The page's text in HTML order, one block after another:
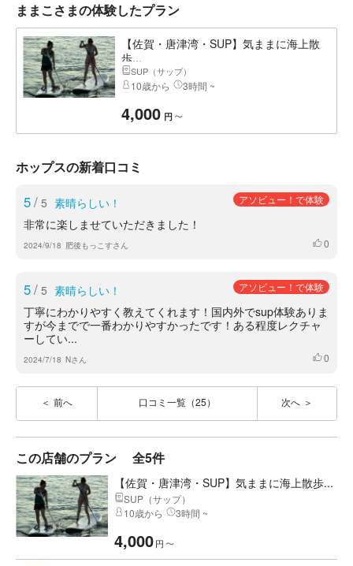
ままこさまの体験したプラン
【佐賀・唐津湾・SUP】気ままに海上散
歩...
SUP（サップ）
10歳から 3時間 ~
4,000 円 〜
ホップスの新着口コミ
5/ 5 素晴らしい！ アソビュー！で体験
非常に楽しませていただきました！
2024/9/18 肥後もっこすさん いいね
0
5/ 5 素晴らしい！ アソビュー！で体験
丁寧にわかりやすく教えてくれます！国内外でsup体験ありま
すが今までで一番わかりやすかったです！ある程度レクチャ
ーしてい...
2024/7/18 Nさん いいね
0
前へ 口コミ一覧（25） 次へ
この店舗のプラン 全5件
【佐賀・唐津湾・SUP】気ままに海上散歩...
SUP（サップ）
10歳から
3時間 ~
4,000円 〜